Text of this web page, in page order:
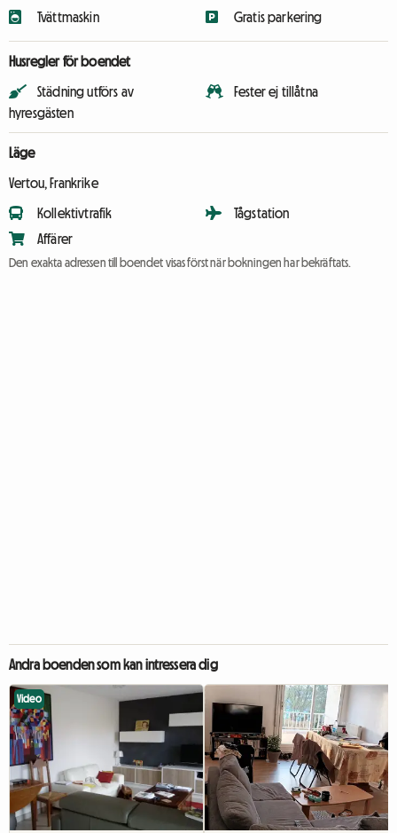
Tvättmaskin Gratis parkering
Husregler för boendet
Städning utförs av
hyresgästen
Fester ej tillåtna
Läge
Vertou, Frankrike
Kollektivtrafik
Affärer
Tågstation
Den exakta adressen till boendet visas först när bokningen har bekräftats.
Andra boenden som kan intressera dig
Video